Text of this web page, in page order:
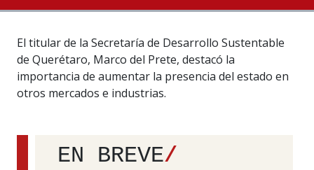
El titular de la Secretaría de Desarrollo Sustentable
de Querétaro, Marco del Prete, destacó la
importancia de aumentar la presencia del estado en
otros mercados e industrias.
EN BREVE/